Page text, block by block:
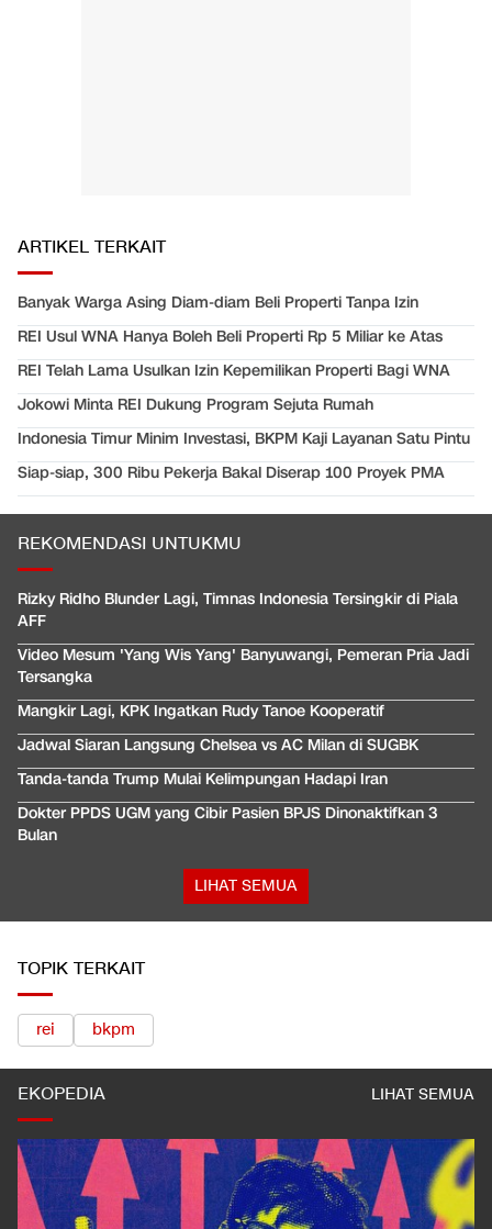
ARTIKEL TERKAIT
Banyak Warga Asing Diam-diam Beli Properti Tanpa Izin
REI Usul WNA Hanya Boleh Beli Properti Rp 5 Miliar ke Atas
REI Telah Lama Usulkan Izin Kepemilikan Properti Bagi WNA
Jokowi Minta REI Dukung Program Sejuta Rumah
Indonesia Timur Minim Investasi, BKPM Kaji Layanan Satu Pintu
Siap-siap, 300 Ribu Pekerja Bakal Diserap 100 Proyek PMA
REKOMENDASI UNTUKMU
Rizky Ridho Blunder Lagi, Timnas Indonesia Tersingkir di Piala
AFF
Video Mesum 'Yang Wis Yang' Banyuwangi, Pemeran Pria Jadi
Tersangka
Mangkir Lagi, KPK Ingatkan Rudy Tanoe Kooperatif
Jadwal Siaran Langsung Chelsea vs AC Milan di SUGBK
Tanda-tanda Trump Mulai Kelimpungan Hadapi Iran
Dokter PPDS UGM yang Cibir Pasien BPJS Dinonaktifkan 3
Bulan
LIHAT SEMUA
TOPIK TERKAIT
rei bkpm
EKOPEDIA LIHAT SEMUA